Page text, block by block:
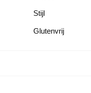
Stijl
Glutenvrij